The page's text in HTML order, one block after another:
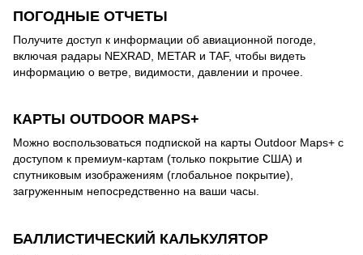
ПОГОДНЫЕ ОТЧЕТЫ
Получите доступ к информации об авиационной погоде,
включая радары NEXRAD, METAR и TAF, чтобы видеть
информацию о ветре, видимости, давлении и прочее.
КАРТЫ OUTDOOR MAPS+
Можно воспользоваться подпиской на карты Outdoor Maps+ с
доступом к премиум-картам (только покрытие США) и
спутниковым изображениям (глобальное покрытие),
загруженным непосредственно на ваши часы.
БАЛЛИСТИЧЕСКИЙ КАЛЬКУЛЯТОР